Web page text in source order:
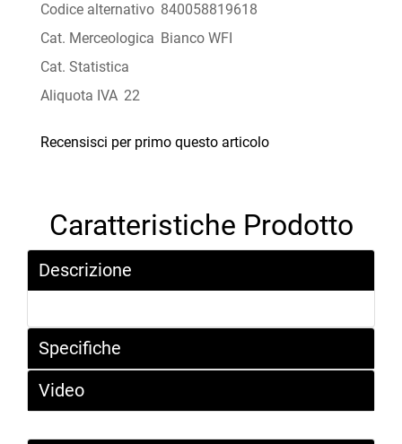
Codice alternativo 840058819618
Cat. Merceologica Bianco WFI
Cat. Statistica
Aliquota IVA 22
Recensisci per primo questo articolo
Caratteristiche Prodotto
Descrizione
Specifiche
Video